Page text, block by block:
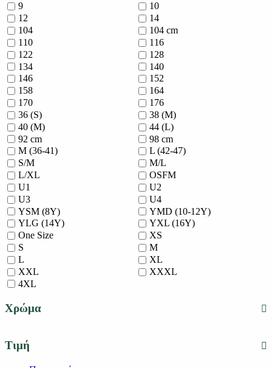
9
10
12
14
104
104 cm
110
116
122
128
134
140
146
152
158
164
170
176
36 (S)
38 (M)
40 (M)
44 (L)
92 cm
98 cm
M (36-41)
L (42-47)
S/M
M/L
L/XL
OSFM
U1
U2
U3
U4
YSM (8Y)
YMD (10-12Y)
YLG (14Y)
YXL (16Y)
One Size
XS
S
M
L
XL
XXL
XXXL
4XL
Χρώμα
Τιμή